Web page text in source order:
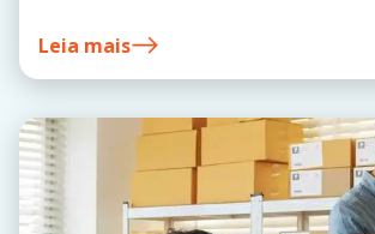
Leia mais